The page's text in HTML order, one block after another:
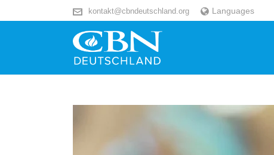
kontakt@cbndeutschland.org Languages